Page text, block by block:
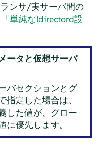
ンサ/実サーバ間の
単純なldirectord設
ータと仮想サーバ
バセクションとグ
指定した場合は、
した値が、グロー
優先します。